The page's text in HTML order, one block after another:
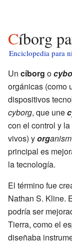
Cíborg
Enciclopedia para
Un cíborg o
orgánicas (como
dispositivos
cyborg, que une
con el control y
vivos) yorganism
principal es
la tecnología.
El término fue
Nathan S. Kline.
podría ser
Tierra, como el
diseñaba